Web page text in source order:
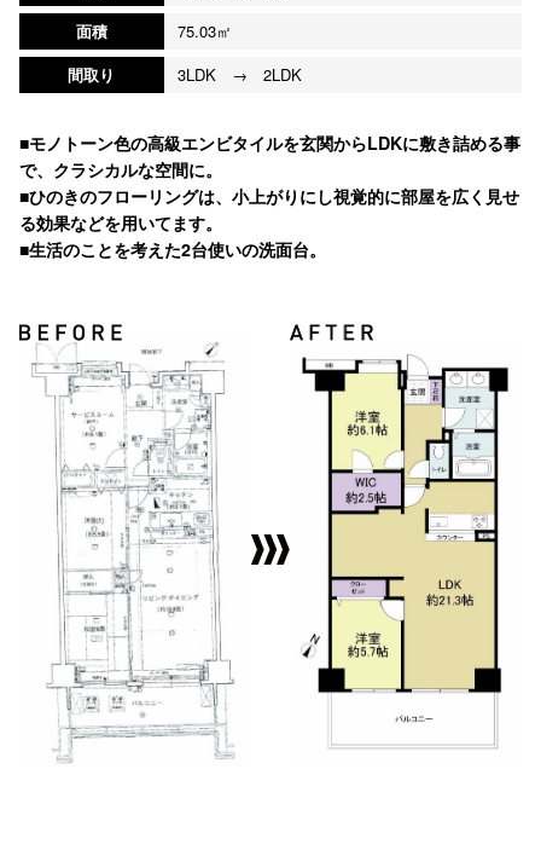
面積
75.03㎡
間取り
3LDK → 2LDK
■モノトーン色の高級エンビタイルを玄関からLDKに敷き詰める事
で、クラシカルな空間に。
■ひのきのフローリングは、小上がりにし視覚的に部屋を広く見せ
る効果などを用いてます。
■生活のことを考えた2台使いの洗面台。